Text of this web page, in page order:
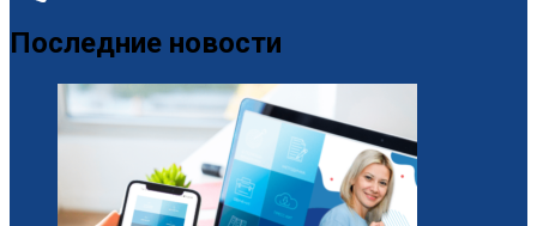
Последние новости